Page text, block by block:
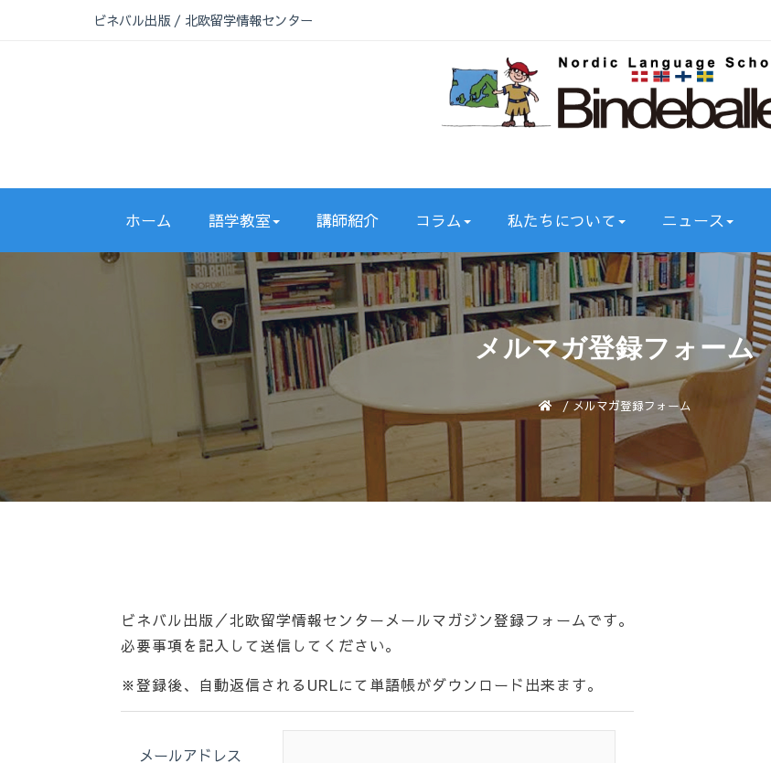
ビネバル出版 / 北欧留学情報センター
ホーム 語学教室 講師紹介 コラム 私たちについて ニュース
メルマガ登録フォーム
/メルマガ登録フォーム
ビネバル出版／北欧留学情報センターメールマガジン登録フォームです。
必要事項を記入して送信してください。
※登録後、自動返信されるURLにて単語帳がダウンロード出来ます。
メールアドレス